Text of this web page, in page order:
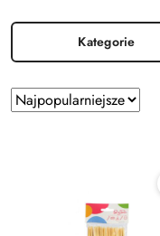
Kategorie
Zastosowano
sortowanie:
Sortuj
według